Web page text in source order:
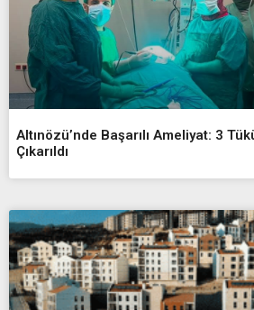
Altınözü’nde Başarılı Ameliyat: 3
Çıkarıldı